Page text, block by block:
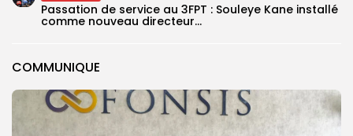
COMMUNIQUE
Passation de service au 3FPT : Souleye Kane installé
comme nouveau directeur...